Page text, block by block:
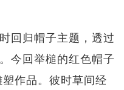
回归帽子主题，透过
今回举槌的红色帽子
作品。彼时草间经